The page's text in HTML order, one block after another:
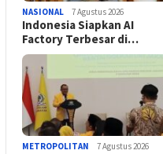
NASIONAL 7 Agustus 2026
Indonesia Siapkan AI
Factory Terbesar di…
METROPOLITAN 7 Agustus 2026